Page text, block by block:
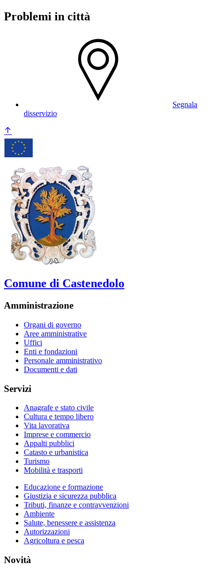
Problemi in città
Segnala
disservizio
Comune di Castenedolo
Amministrazione
Organi di governo
Aree amministrative
Uffici
Enti e fondazioni
Personale amministrativo
Documenti e dati
Servizi
Anagrafe e stato civile
Cultura e tempo libero
Vita lavorativa
Imprese e commercio
Appalti pubblici
Catasto e urbanistica
Turismo
Mobilità e trasporti
Educazione e formazione
Giustizia e sicurezza pubblica
Tributi, finanze e contravvenzioni
Ambiente
Salute, benessere e assistenza
Autorizzazioni
Agricoltura e pesca
Novità